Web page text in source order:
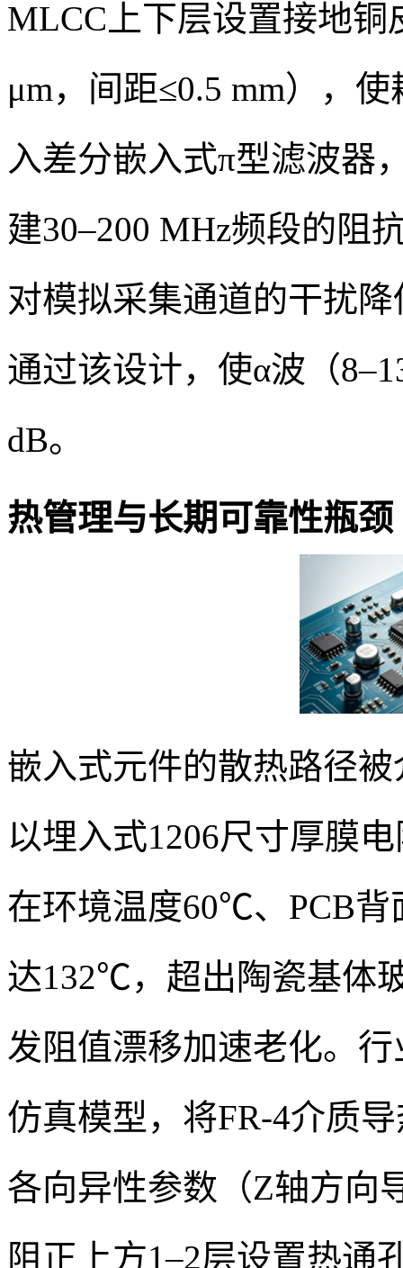
MLCC上下层设置接地铜
μm，间距≤0.5 mm），
入差分嵌入式π型滤波器
建30–200 MHz频段的阻
对模拟采集通道的干扰
通过该设计，使α波（
dB。
热管理与长期可靠性瓶颈
嵌入式元件的散热路径
以埋入式1206尺寸厚膜
在环境温度60℃、PCB
达132℃，超出陶瓷基体
发阻值漂移加速老化。
仿真模型，将FR-4介质
各向异性参数（Z轴方向
阻正上方1–2层设置热通